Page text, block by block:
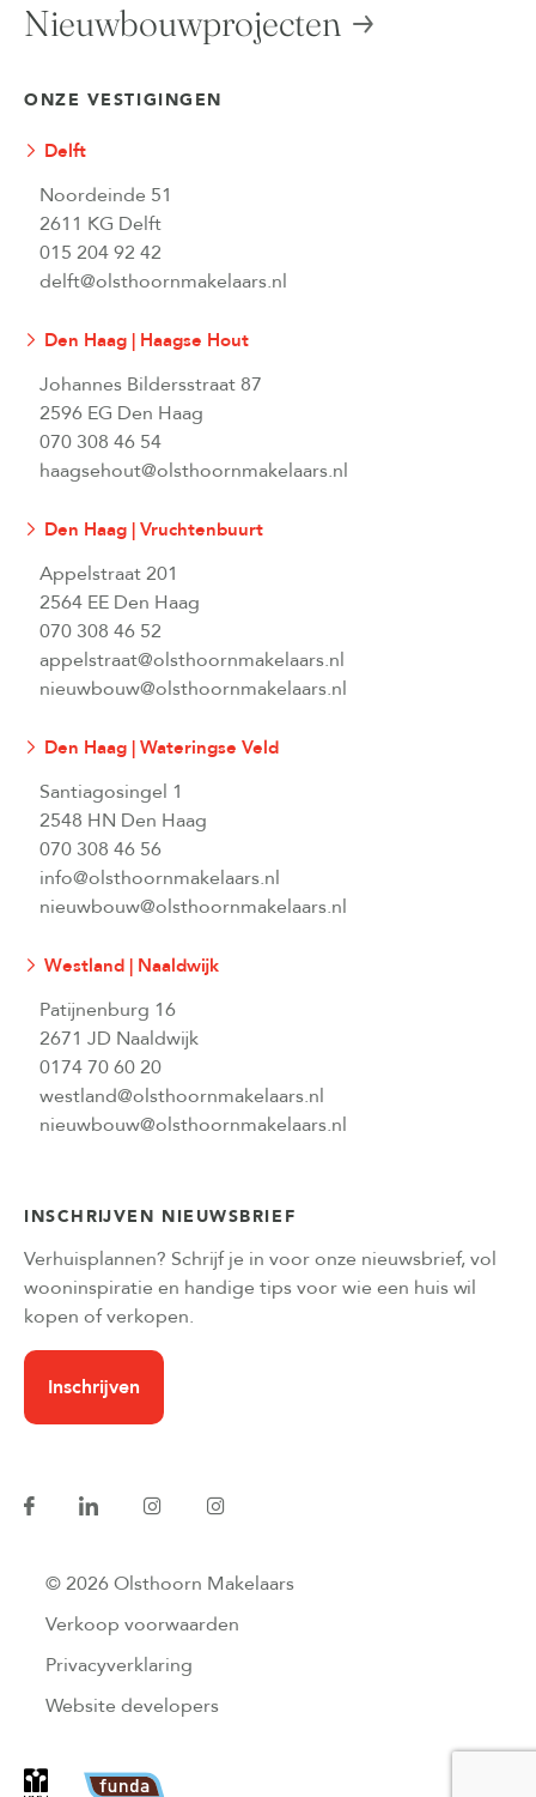
Nieuwbouwprojecten
ONZE VESTIGINGEN
Delft
Noordeinde 51
2611 KG Delft
015 204 92 42
delft@olsthoornmakelaars.nl
Den Haag | Haagse Hout
Johannes Bildersstraat 87
2596 EG Den Haag
070 308 46 54
haagsehout@olsthoornmakelaars.nl
Den Haag | Vruchtenbuurt
Appelstraat 201
2564 EE Den Haag
070 308 46 52
appelstraat@olsthoornmakelaars.nl
nieuwbouw@olsthoornmakelaars.nl
Den Haag | Wateringse Veld
Santiagosingel 1
2548 HN Den Haag
070 308 46 56
info@olsthoornmakelaars.nl
nieuwbouw@olsthoornmakelaars.nl
Westland | Naaldwijk
Patijnenburg 16
2671 JD Naaldwijk
0174 70 60 20
westland@olsthoornmakelaars.nl
nieuwbouw@olsthoornmakelaars.nl
INSCHRIJVEN NIEUWSBRIEF
Verhuisplannen? Schrijf je in voor onze nieuwsbrief, vol
wooninspiratie en handige tips voor wie een huis wil
kopen of verkopen.
Inschrijven
© 2026 Olsthoorn Makelaars
Verkoop voorwaarden
Privacyverklaring
Website developers